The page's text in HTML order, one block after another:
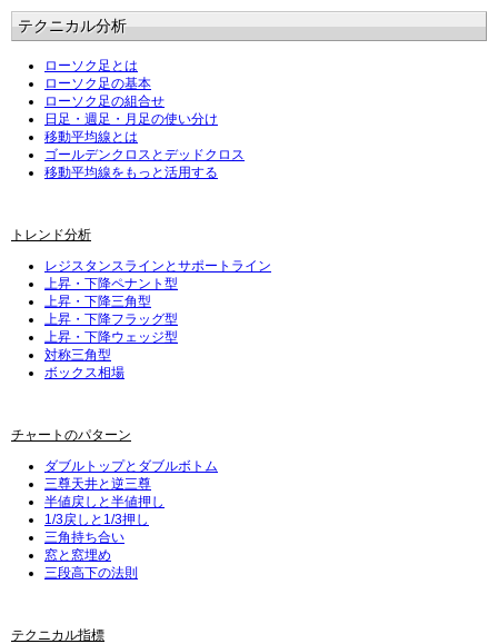
テクニカル分析
ローソク足とは
ローソク足の基本
ローソク足の組合せ
日足・週足・月足の使い分け
移動平均線とは
ゴールデンクロスとデッドクロス
移動平均線をもっと活用する
トレンド分析
レジスタンスラインとサポートライン
上昇・下降ペナント型
上昇・下降三角型
上昇・下降フラッグ型
上昇・下降ウェッジ型
対称三角型
ボックス相場
チャートのパターン
ダブルトップとダブルボトム
三尊天井と逆三尊
半値戻しと半値押し
1/3戻しと1/3押し
三角持ち合い
窓と窓埋め
三段高下の法則
テクニカル指標